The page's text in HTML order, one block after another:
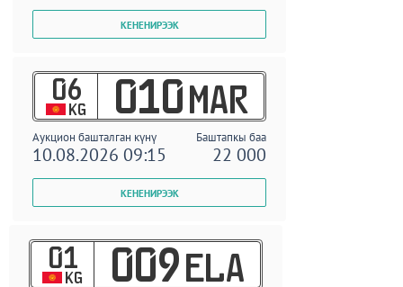
06
KG 010 MAR
Аукцион башталган күнү Баштапкы баа
10.08.2026 09:15 22 000
01
KG 009 ELA